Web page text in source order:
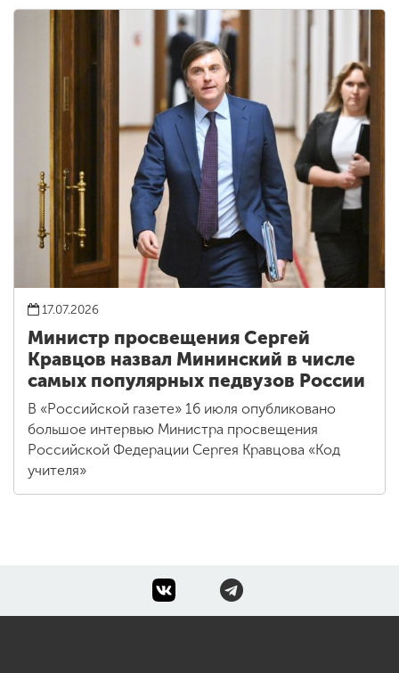
17.07.2026
Министр просвещения Сергей
Кравцов назвал Мининский в числе
самых популярных педвузов России
В «Российской газете» 16 июля опубликовано
большое интервью Министра просвещения
Российской Федерации Сергея Кравцова «Код
учителя»